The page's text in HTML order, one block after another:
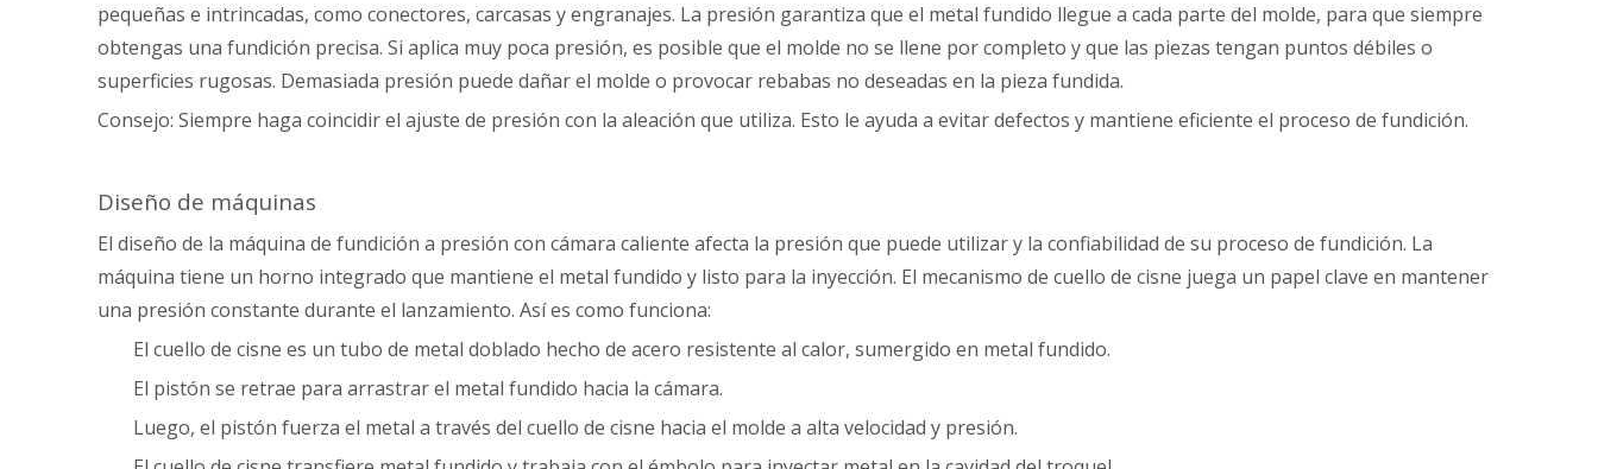
pequeñas e intrincadas, como conectores, carcasas y engranajes. La presión garantiza que el metal fundido llegue a cada parte del molde, para que siempre
obtengas una fundición precisa. Si aplica muy poca presión, es posible que el molde no se llene por completo y que las piezas tengan puntos débiles o
superficies rugosas. Demasiada presión puede dañar el molde o provocar rebabas no deseadas en la pieza fundida.
Consejo: Siempre haga coincidir el ajuste de presión con la aleación que utiliza. Esto le ayuda a evitar defectos y mantiene eficiente el proceso de fundición.
Diseño de máquinas
El diseño de la máquina de fundición a presión con cámara caliente afecta la presión que puede utilizar y la confiabilidad de su proceso de fundición. La
máquina tiene un horno integrado que mantiene el metal fundido y listo para la inyección. El mecanismo de cuello de cisne juega un papel clave en mantener
una presión constante durante el lanzamiento. Así es como funciona:
El cuello de cisne es un tubo de metal doblado hecho de acero resistente al calor, sumergido en metal fundido.
El pistón se retrae para arrastrar el metal fundido hacia la cámara.
Luego, el pistón fuerza el metal a través del cuello de cisne hacia el molde a alta velocidad y presión.